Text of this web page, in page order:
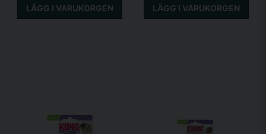
LÄGG I VARUKORGEN LÄGG I VARUKORGEN